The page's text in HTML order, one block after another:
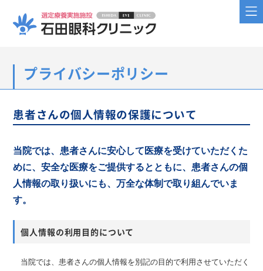
プライバシーポリシー
患者さんの個人情報の保護について
当院では、患者さんに安心して医療を受けていただくた
めに、安全な医療をご提供するとともに、患者さんの個
人情報の取り扱いにも、万全な体制で取り組んでいま
す。
個人情報の利用目的について
当院では、患者さんの個人情報を別記の目的で利用させていただく